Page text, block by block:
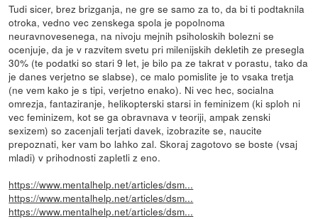
Tudi sicer, brez brizganja, ne gre se samo za to, da bi ti podtaknila
otroka, vedno vec zenskega spola je popolnoma
neuravnovesenega, na nivoju mejnih psiholoskih bolezni se
ocenjuje, da je v razvitem svetu pri milenijskih dekletih ze presegla
30% (te podatki so stari 9 let, je bilo pa ze takrat v porastu, tako da
je danes verjetno se slabse), ce malo pomislite je to vsaka tretja
(ne vem kako je s tipi, verjetno enako). Ni vec hec, socialna
omrezja, fantaziranje, helikopterski starsi in feminizem (ki sploh ni
vec feminizem, kot se ga obravnava v teoriji, ampak zenski
sexizem) so zacenjali terjati davek, izobrazite se, naucite
prepoznati, ker vam bo lahko zal. Skoraj zagotovo se boste (vsaj
mladi) v prihodnosti zapletli z eno.
https://www.mentalhelp.net/articles/dsm...
https://www.mentalhelp.net/articles/dsm...
https://www.mentalhelp.net/articles/dsm...